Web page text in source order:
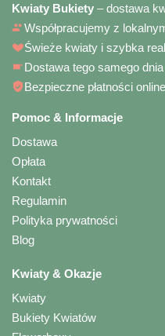
Kwiaty Bukiety – dostawa
Współpracujemy z
Świeże kwiaty i szybka
Dostawa tego samego
Bezpieczne płatności online
Pomoc & Informacje
Dostawa
Opłata
Kontakt
Regulamin
Polityka prywatności
Blog
Kwiaty & Okazje
Kwiaty
Bukiety Kwiatów